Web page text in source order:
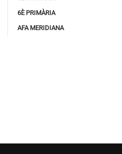
6È PRIMÀRIA
AFA MERIDIANA